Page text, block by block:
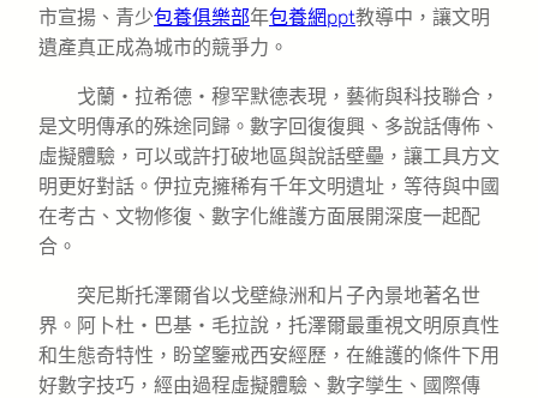
市宣揚、青少包養俱樂部年包養網ppt教導中，讓文明
遺產真正成為城市的競爭力。
戈蘭・拉希德・穆罕默德表現，藝術與科技聯合，
是文明傳承的殊途同歸。數字回復復興、多說話傳佈、
虛擬體驗，可以或許打破地區與說話壁壘，讓工具方文
明更好對話。伊拉克擁稀有千年文明遺址，等待與中國
在考古、文物修復、數字化維護方面展開深度一起配
合。
突尼斯托澤爾省以戈壁綠洲和片子內景地著名世
界。阿卜杜・巴基・毛拉說，托澤爾最重視文明原真性
和生態奇特性，盼望鑒戒西安經歷，在維護的條件下用
好數字技巧，經由過程虛擬體驗、數字孿生、國際傳